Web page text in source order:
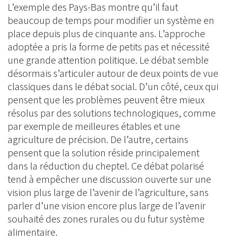
L’exemple des Pays-Bas montre qu’il faut
beaucoup de temps pour modifier un système en
place depuis plus de cinquante ans. L’approche
adoptée a pris la forme de petits pas et nécessité
une grande attention politique. Le débat semble
désormais s’articuler autour de deux points de vue
classiques dans le débat social. D’un côté, ceux qui
pensent que les problèmes peuvent être mieux
résolus par des solutions technologiques, comme
par exemple de meilleures étables et une
agriculture de précision. De l’autre, certains
pensent que la solution réside principalement
dans la réduction du cheptel. Ce débat polarisé
tend à empêcher une discussion ouverte sur une
vision plus large de l’avenir de l’agriculture, sans
parler d’une vision encore plus large de l’avenir
souhaité des zones rurales ou du futur système
alimentaire.